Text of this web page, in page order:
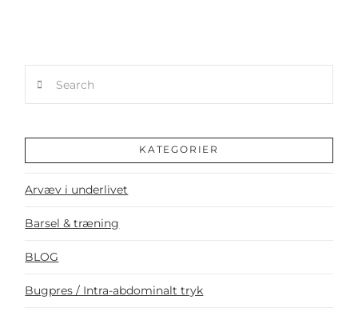
KATEGORIER
Arvæv i underlivet
Barsel & træning
BLOG
Bugpres / Intra-abdominalt tryk